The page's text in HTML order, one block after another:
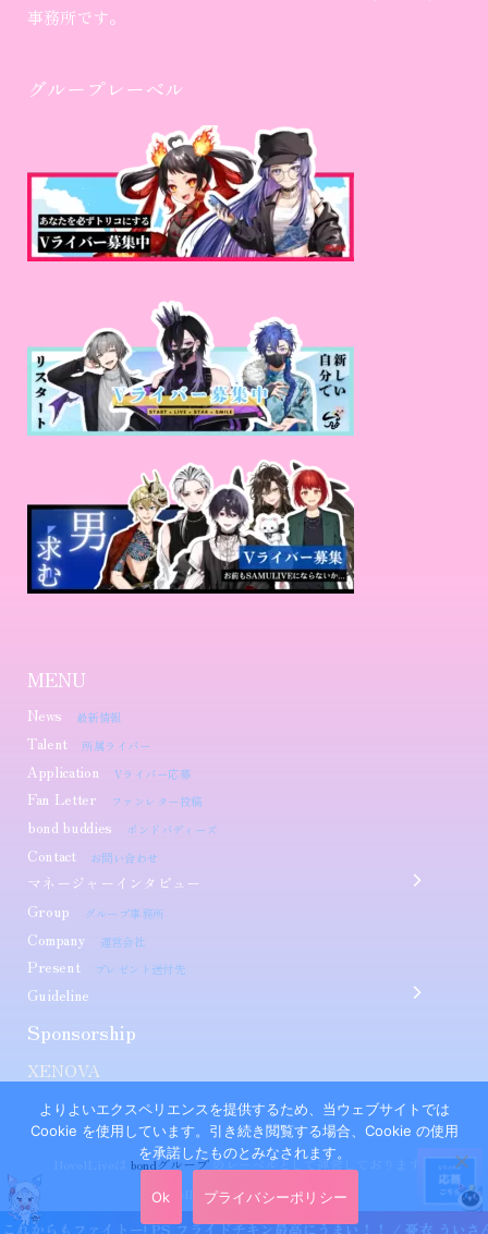
ァイトー! PS フライドチキン最高にうまい！！ / 憂衣 ういさん
事務所です。
グループレーベル
MENU
News 最新情報
Talent 所属ライバー
Application Vライバー応募
Fan Letter ファンレター投稿
bond buddies ボンドバディーズ
Contact お問い合わせ
マネージャーインタビュー
Group
グループ事務所
Company 運営会社
Present プレゼント送付先
Guideline
Sponsorship​
XENOVA
bondグループ のレーベルとして運営しております。
©NovelLive. All Rights Reserved.
よりよいエクスペリエンスを提供するため、当ウェブサイトでは
Cookie を使用しています。引き続き閲覧する場合、Cookie の使用
を承諾したものとみなされます。
Ok プライバシーポリシー